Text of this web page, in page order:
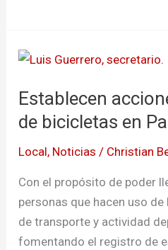
Establecen
de bicicletas en
Local, Noticias / Christian
Con el propósito de poder
personas que hacen uso
de transporte y actividad
fomentando el registro de
Establecen
ante
el
de
bicicletas
en
Pasto